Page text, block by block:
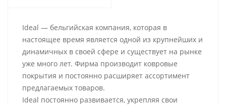
Ideal — бельгийская компания, которая в
настоящее время является одной из крупнейших и
динамичных в своей сфере и существует на рынке
уже много лет. Фирма производит ковровые
покрытия и постоянно расширяет ассортимент
предлагаемых товаров.
Ideal постоянно развивается, укрепляя свои